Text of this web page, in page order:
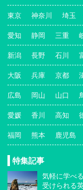
東京 神奈川 埼玉
愛知 静岡 三重
新潟 長野 石川
大阪 兵庫 京都
広島 岡山 山口
愛媛 香川 高知
福岡 熊本 鹿児島
特集記事
気軽に学べ
受けられる